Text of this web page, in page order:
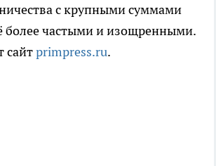
с крупными суммами
более частыми и изощренными.
сайтprimpress.ru.